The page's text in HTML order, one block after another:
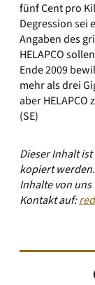
fünf Cent pro
Degression sei
Angaben des
HELAPCO
Ende 2009
mehr als drei
aber
(SE)
Dieser Inhalt
kopiert
Inhalte von
Kontakt auf: